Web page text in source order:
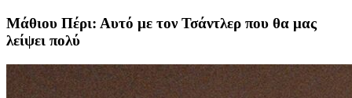
Μάθιου Πέρι: Αυτό με τον Τσάντλερ που θα μας
λείψει πολύ